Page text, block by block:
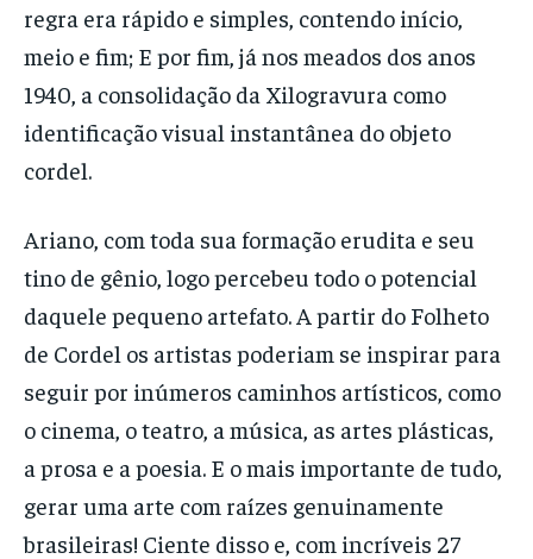
regra era rápido e simples, contendo início,
meio e fim; E por fim, já nos meados dos anos
1940, a consolidação da Xilogravura como
identificação visual instantânea do objeto
cordel.
Ariano, com toda sua formação erudita e seu
tino de gênio, logo percebeu todo o potencial
daquele pequeno artefato. A partir do Folheto
de Cordel os artistas poderiam se inspirar para
seguir por inúmeros caminhos artísticos, como
o cinema, o teatro, a música, as artes plásticas,
a prosa e a poesia. E o mais importante de tudo,
gerar uma arte com raízes genuinamente
brasileiras! Ciente disso e, com incríveis 27